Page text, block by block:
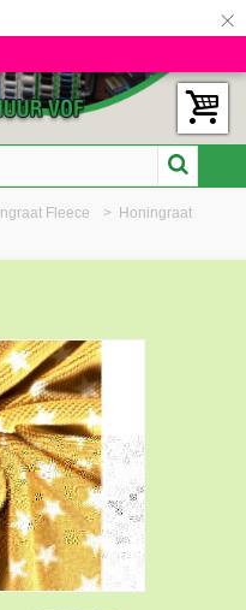
×
Fleece > Honingraat